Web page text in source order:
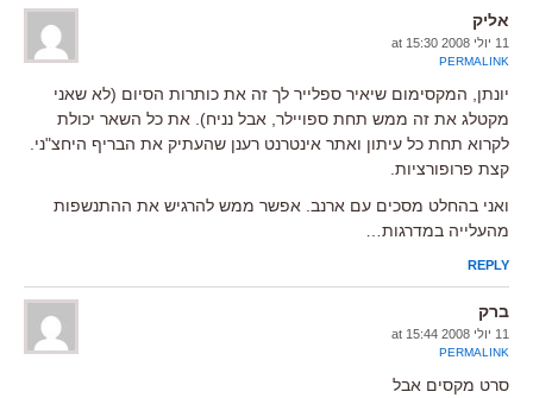
אליק
11 יולי 2008 at 15:30
PERMALINK
יונתן, המקסימום שיאיר ספלייר לך זה את כותרות הסיום (לא שאני
מקטלג את זה ממש תחת ספויילר, אבל נניח). את כל השאר יכולת
לקרוא תחת כל עיתון ואתר אינטרנט רענן שהעתיק את הבריף היחצ"ני.
קצת פרופורציות.
ואני בהחלט מסכים עם ארנב. אפשר ממש להרגיש את ההתנשפות
מהעלייה במדרגות…
REPLY
ברק
11 יולי 2008 at 15:44
PERMALINK
סרט מקסים אבל